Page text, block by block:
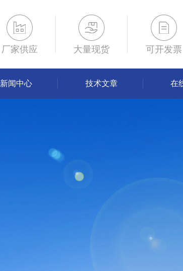
厂家供应 大量现货 可开发票
新闻中心 技术文章 在